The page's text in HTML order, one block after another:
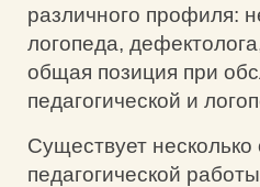
различного профиля:
логопеда,
общая позиция при
педагогической и
Существует
педагогической